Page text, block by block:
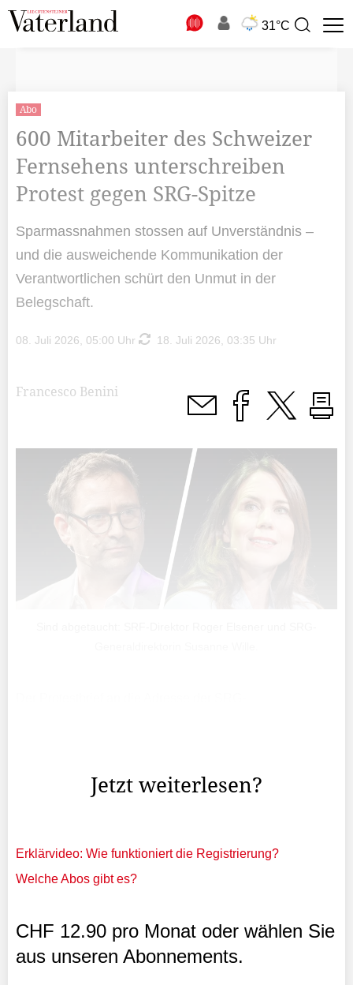
31°C
Suchbegriff
Abo
600 Mitarbeiter des Schweizer
Fernsehens unterschreiben
Protest gegen SRG-Spitze
Sparmassnahmen stossen auf Unverständnis –
und die ausweichende Kommunikation der
Verantwortlichen schürt den Unmut in der
Belegschaft.
08. Juli 2026, 05:00 Uhr 18. Juli 2026, 03:35 Uhr
Francesco Benini
Jetzt weiterlesen?
Erklärvideo: Wie funktioniert die Registrierung?
Welche Abos gibt es?
CHF 12.90 pro Monat oder wählen Sie
aus unseren Abonnements.